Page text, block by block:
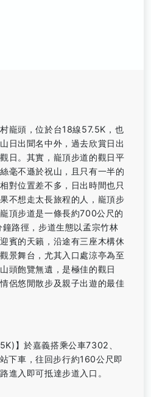
巃頭，位於台18線57.5K，也
日出聞名中外，過去欣賞日出
日。其實，巃頂步道的觀日平
毫不遜於祝山，且只有一半的
對位置差不多，日出時間也只
不想走太長旅程的人，巃頂步
頂步道是一條長約700公尺的
路徑，步道生態以孟宗竹林
賓的天籟，沿途有三座木構休
景舞台，尤其入口處涼亭為至
頭飽覽無遺，是極佳的觀日
侶悠閒散步及親子出遊的最佳
】於嘉義搭乘公車7302、
下車，往回步行約160公尺即
進入即可抵達步道入口。